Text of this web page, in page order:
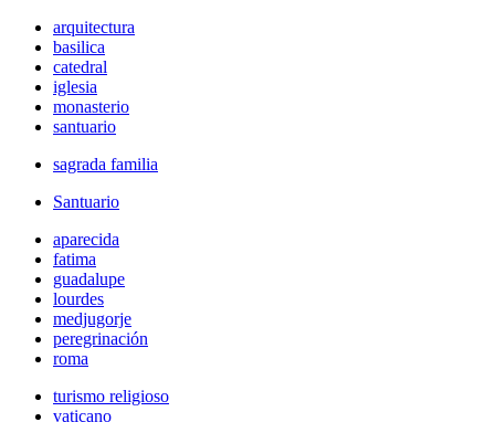
arquitectura
basilica
catedral
iglesia
monasterio
santuario
sagrada familia
Santuario
aparecida
fatima
guadalupe
lourdes
medjugorje
peregrinación
roma
turismo religioso
vaticano